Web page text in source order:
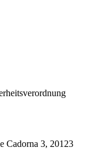
Cadorna 3, 20123